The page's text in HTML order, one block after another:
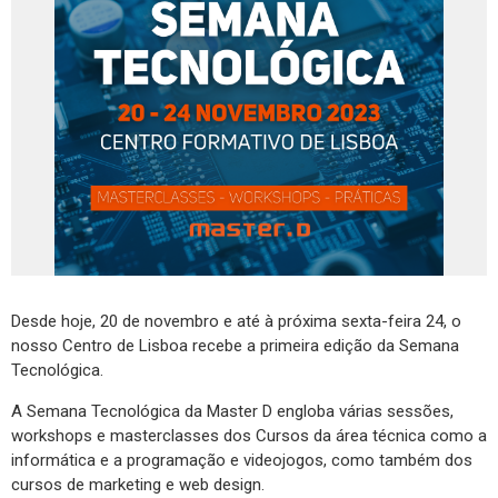
Desde hoje, 20 de novembro e até à próxima sexta-feira 24, o
nosso Centro de Lisboa recebe a primeira edição da Semana
Tecnológica.
A Semana Tecnológica da Master D engloba várias sessões,
workshops e masterclasses dos Cursos da área técnica como a
informática e a programação e videojogos, como também dos
cursos de marketing e web design.